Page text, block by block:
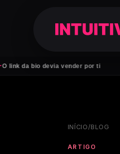
vender por ti ·
INÍCIO/BLOG
ARTIGO